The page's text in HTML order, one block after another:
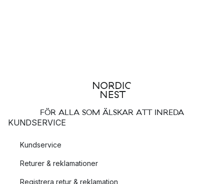
FÖR ALLA SOM ÄLSKAR ATT INREDA
KUNDSERVICE
Kundservice
Returer & reklamationer
Registrera retur & reklamation